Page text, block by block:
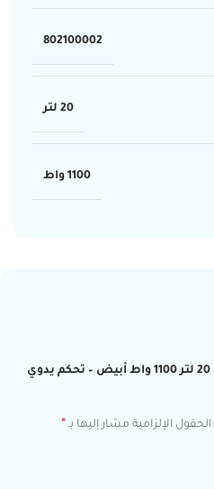
802100002
20 لتر
1100 واط
كن أول من يقيم “ميكروويف كولن 20 لتر 1100 واط أبيض – تحكم يدوي
الحقول الإلزامية مشار إليها بـ *